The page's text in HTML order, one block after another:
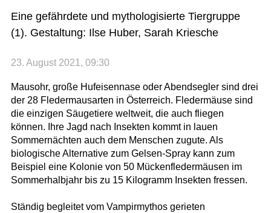
Eine gefährdete und mythologisierte Tiergruppe
(1). Gestaltung: Ilse Huber, Sarah Kriesche
23. August 2021, 09:30
Mausohr, große Hufeisennase oder Abendsegler sind drei
der 28 Fledermausarten in Österreich. Fledermäuse sind
die einzigen Säugetiere weltweit, die auch fliegen
können. Ihre Jagd nach Insekten kommt in lauen
Sommernächten auch dem Menschen zugute. Als
biologische Alternative zum Gelsen-Spray kann zum
Beispiel eine Kolonie von 50 Mückenfledermäusen im
Sommerhalbjahr bis zu 15 Kilogramm Insekten fressen.
Ständig begleitet vom Vampirmythos gerieten